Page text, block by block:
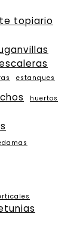
topiario
estanques
huertos